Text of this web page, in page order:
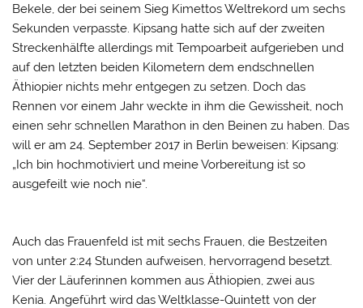
Bekele, der bei seinem Sieg Kimettos Weltrekord um sechs
Sekunden verpasste. Kipsang hatte sich auf der zweiten
Streckenhälfte allerdings mit Tempoarbeit aufgerieben und
auf den letzten beiden Kilometern dem endschnellen
Äthiopier nichts mehr entgegen zu setzen. Doch das
Rennen vor einem Jahr weckte in ihm die Gewissheit, noch
einen sehr schnellen Marathon in den Beinen zu haben. Das
will er am 24. September 2017 in Berlin beweisen: Kipsang:
„Ich bin hochmotiviert und meine Vorbereitung ist so
ausgefeilt wie noch nie“.
Auch das Frauenfeld ist mit sechs Frauen, die Bestzeiten
von unter 2:24 Stunden aufweisen, hervorragend besetzt.
Vier der Läuferinnen kommen aus Äthiopien, zwei aus
Kenia. Angeführt wird das Weltklasse-Quintett von der